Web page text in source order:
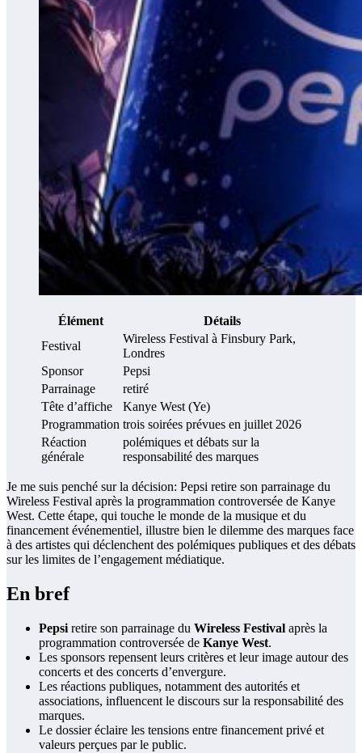
Élément
Détails
Festival
Wireless Festival à Finsbury Park,
Londres
Sponsor
Pepsi
Parrainage
retiré
Tête d’affiche
Kanye West (Ye)
Programmation trois soirées prévues en juillet 2026
Réaction
générale
polémiques et débats sur la
responsabilité des marques
Je me suis penché sur la décision: Pepsi retire son parrainage du
Wireless Festival après la programmation controversée de Kanye
West. Cette étape, qui touche le monde de la musique et du
financement événementiel, illustre bien le dilemme des marques face
à des artistes qui déclenchent des polémiques publiques et des débats
sur les limites de l’engagement médiatique.
En bref
Pepsi retire son parrainage du Wireless Festival après la
programmation controversée de Kanye West.
Les sponsors repensent leurs critères et leur image autour des
concerts et des concerts d’envergure.
Les réactions publiques, notamment des autorités et
associations, influencent le discours sur la responsabilité des
marques.
Le dossier éclaire les tensions entre financement privé et
valeurs perçues par le public.